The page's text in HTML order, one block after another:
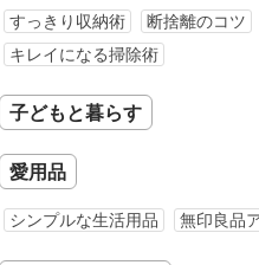
すっきり収納術
断捨離のコツ
キレイになる掃除術
子どもと暮らす
愛用品
シンプルな生活用品 無印良品